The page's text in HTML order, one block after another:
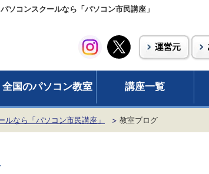
ソコンスクールなら「パソコン市民講座」
全国のパソコン教室 講座一覧
なら「パソコン市民講座」 教室ブログ